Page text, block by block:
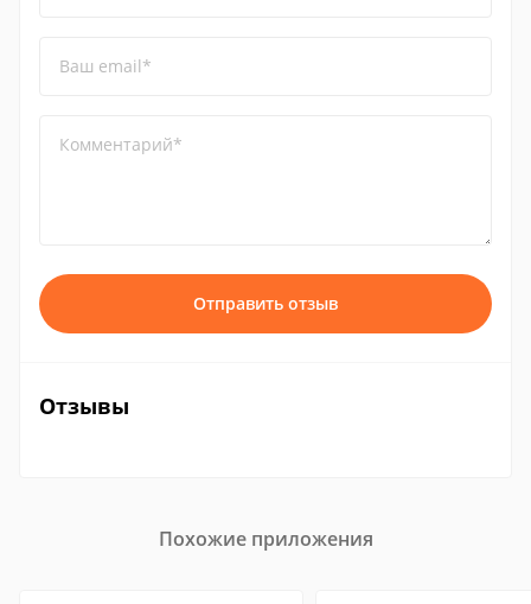
Ваш email*
Комментарий*
Отправить отзыв
Отзывы
Похожие приложения